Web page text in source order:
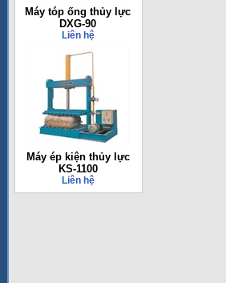
Máy tóp ống thủy lực
DXG-90
Liên hệ
Máy ép kiện thủy lực
KS-1100
Liên hệ